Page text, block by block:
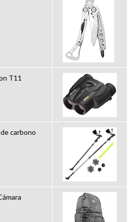
T11
carbono